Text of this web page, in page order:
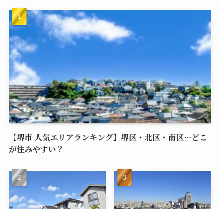
【堺市 人気エリアランキング】堺区・北区・南区…どこ
が住みやすい？